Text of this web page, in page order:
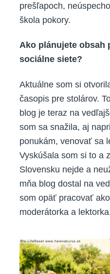
prešľapoch,
škola pokory.
Ako plánujete obsah
sociálne siete?
Aktuálne som si
časopis pre stolárov.
blog je teraz na
som sa snažila, aj
ponukám, venovať sa
Vyskúšala som si to a
Slovensku nejde a
mňa blog dostal na
som opäť pracovať
moderátorka a